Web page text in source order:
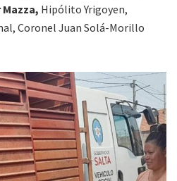
Hipólito Yrigoyen,
Coronel Juan Solá-Morillo